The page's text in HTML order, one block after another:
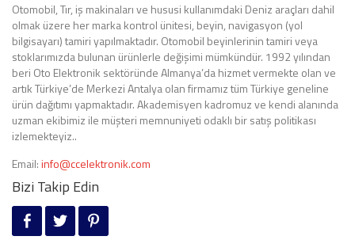
Otomobil, Tır, iş makinaları ve hususi kullanımdaki Deniz araçları dahil
olmak üzere her marka kontrol ünitesi, beyin, navigasyon (yol
bilgisayarı) tamiri yapılmaktadır. Otomobil beyinlerinin tamiri veya
stoklarımızda bulunan ürünlerle değişimi mümkündür. 1992 yılından
beri Oto Elektronik sektöründe Almanya’da hizmet vermekte olan ve
artık Türkiye’de Merkezi Antalya olan firmamız tüm Türkiye geneline
ürün dağıtımı yapmaktadır. Akademisyen kadromuz ve kendi alanında
uzman ekibimiz ile müşteri memnuniyeti odaklı bir satış politikası
izlemekteyiz..
Email:info@ccelektronik.com
Bizi Takip Edin